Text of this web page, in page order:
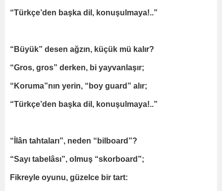
“Türkçe’den başka dil, konuşulmaya!..”
“Büyük” desen ağzın, küçük mü kalır?
“Gros, gros” derken, bi yayvanlaşır;
“Koruma”nın yerin, “boy guard” alır;
“Türkçe’den başka dil, konuşulmaya!..”
“İlân tahtaları”, neden “bilboard”?
“Sayı tabelâsı”, olmuş “skorboard”;
Fikreyle oyunu, güzelce bir tart: